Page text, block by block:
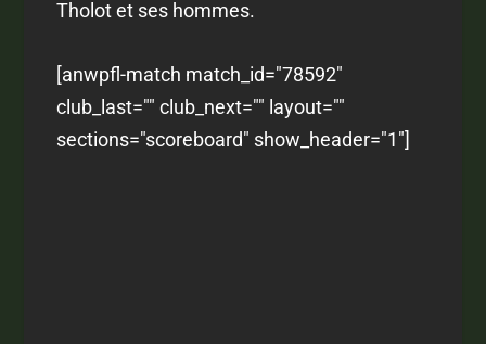
Tholot et ses hommes.
[anwpfl-match match_id="78592"
club_last="" club_next="" layout=""
sections="scoreboard" show_header="1"]